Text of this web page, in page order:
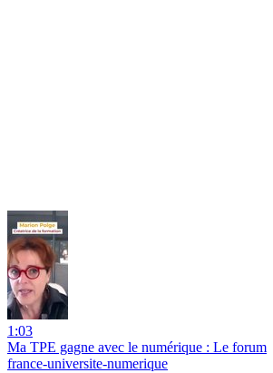
1:03
Ma TPE gagne avec le numérique : Le forum
france-universite-numerique